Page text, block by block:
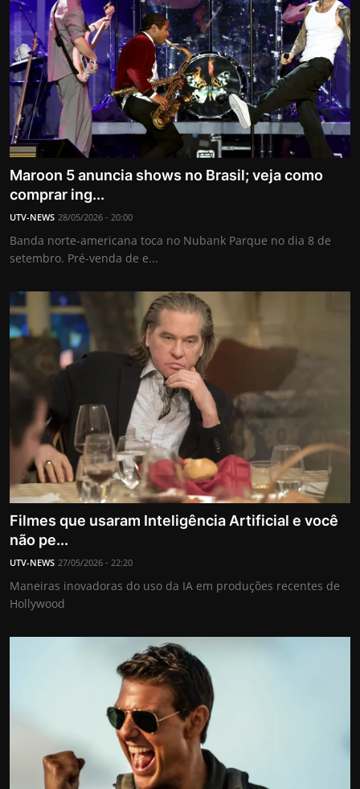
Maroon 5 anuncia shows no Brasil; veja como
comprar ing...
UTV-NEWS 28/05/2026 - 20:00
Banda norte-americana toca no Nubank Parque no dia 8 de
setembro. Pré-venda de e...
Filmes que usaram Inteligência Artificial e você
não pe...
UTV-NEWS 27/05/2026 - 22:20
Maneiras inovadoras do uso da IA em produções recentes de
Hollywood